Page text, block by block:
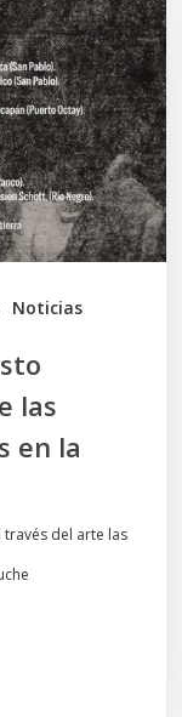
Noticias
las
en la
del arte las